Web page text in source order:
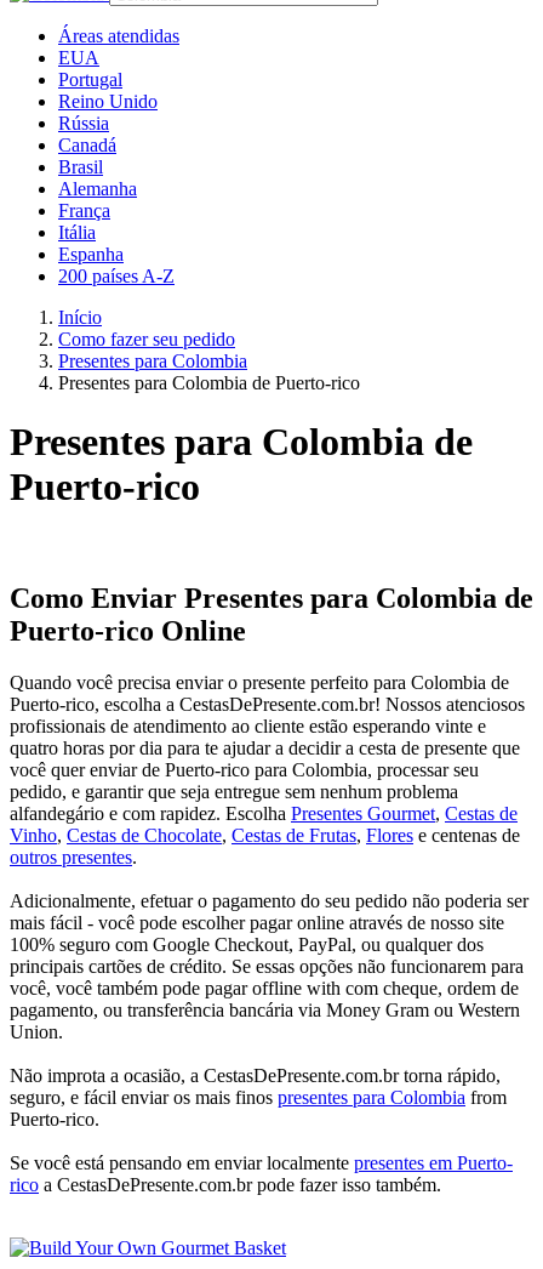
Áreas atendidas
EUA
Portugal
Reino Unido
Rússia
Canadá
Brasil
Alemanha
França
Itália
Espanha
200 países A-Z
Início
Como fazer seu pedido
Presentes para Colombia
Presentes para Colombia de Puerto-rico
Presentes para Colombia de
Puerto-rico
Como Enviar Presentes para Colombia de
Puerto-rico Online
Quando você precisa enviar o presente perfeito para Colombia de
Puerto-rico, escolha a CestasDePresente.com.br! Nossos atenciosos
profissionais de atendimento ao cliente estão esperando vinte e
quatro horas por dia para te ajudar a decidir a cesta de presente que
você quer enviar de Puerto-rico para Colombia, processar seu
pedido, e garantir que seja entregue sem nenhum problema
alfandegário e com rapidez. Escolha Presentes Gourmet, Cestas de
Vinho, Cestas de Chocolate, Cestas de Frutas, Flores e centenas de
outros presentes.
Adicionalmente, efetuar o pagamento do seu pedido não poderia ser
mais fácil - você pode escolher pagar online através de nosso site
100% seguro com Google Checkout, PayPal, ou qualquer dos
principais cartões de crédito. Se essas opções não funcionarem para
você, você também pode pagar offline with com cheque, ordem de
pagamento, ou transferência bancária via Money Gram ou Western
Union.
Não improta a ocasião, a CestasDePresente.com.br torna rápido,
seguro, e fácil enviar os mais finos presentes para Colombia from
Puerto-rico.
Se você está pensando em enviar localmente presentes em Puerto-
rico a CestasDePresente.com.br pode fazer isso também.